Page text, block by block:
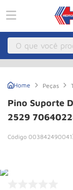
O que você
Peças
Pino Suporte
2529
003842490041
Guincho
Macaco